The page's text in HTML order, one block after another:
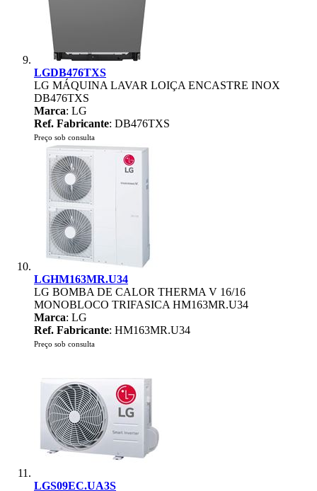
LGDB476TXS
LG MÁQUINA LAVAR LOIÇA ENCASTRE INOX
DB476TXS
Marca: LG
Ref. Fabricante: DB476TXS
Preço sob consulta
LGHM163MR.U34
LG BOMBA DE CALOR THERMA V 16/16
MONOBLOCO TRIFASICA HM163MR.U34
Marca: LG
Ref. Fabricante: HM163MR.U34
Preço sob consulta
LGS09EC.UA3S